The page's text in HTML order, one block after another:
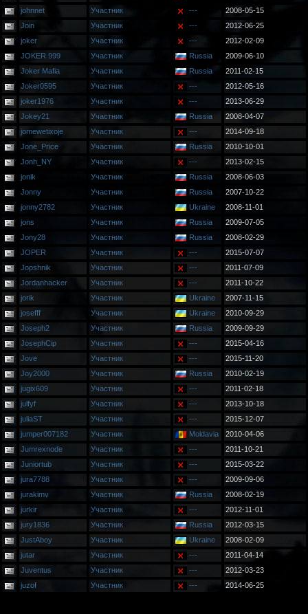
johnnet
Участник ---
2008-05-15
Join
Участник ---
2012-06-25
joker
Участник ---
2012-02-09
JOKER 999
Участник Russia
2009-06-10
Joker Mafia
Участник Russia
2011-02-15
Joker0595
Участник ---
2012-05-16
joker1976
Участник ---
2013-06-29
Jokey21
Участник Russia
2008-04-07
jomewetixoje
Участник ---
2014-09-18
Jone_Price
Участник Russia
2010-10-01
Jonh_NY
Участник ---
2013-02-15
jonik
Участник Russia
2008-06-03
Jonny
Участник Russia
2007-10-22
jonny2782
Участник Ukraine
2008-11-01
jons
Участник Russia
2009-07-05
Jony28
Участник Russia
2008-02-29
JOPER
Участник ---
2015-07-07
Jopshnik
Участник ---
2011-07-09
Jordanhacker
Участник ---
2011-10-22
jorik
Участник Ukraine
2007-11-15
josefff
Участник Ukraine
2010-09-29
Joseph2
Участник Russia
2009-09-29
JosephCip
Участник ---
2015-04-16
Jove
Участник ---
2015-11-20
Joy2000
Участник Russia
2010-02-19
jugix609
Участник ---
2011-02-18
julfyf
Участник ---
2013-10-18
juliaST
Участник ---
2015-12-07
jumper007182
Участник Moldavia
2010-04-06
Jumrexnode
Участник ---
2011-10-21
Juniortub
Участник ---
2015-03-22
jura7788
Участник ---
2009-09-06
jurakimv
Участник Russia
2008-02-19
jurkir
Участник ---
2012-11-01
jury1836
Участник Russia
2012-03-15
JustAboy
Участник Ukraine
2008-02-09
jutar
Участник ---
2011-04-14
Juventus
Участник ---
2012-03-23
juzof
Участник --- 2014-06-25